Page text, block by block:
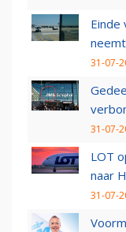
Einde
31-07-
31-07-
LOT
naar
31-07-